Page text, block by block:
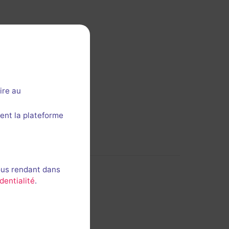
au
la plateforme
rendant dans
.